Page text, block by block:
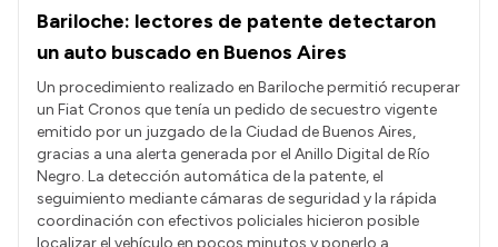
Bariloche: lectores de patente detectaron
un auto buscado en Buenos Aires
Un procedimiento realizado en Bariloche permitió recuperar
un Fiat Cronos que tenía un pedido de secuestro vigente
emitido por un juzgado de la Ciudad de Buenos Aires,
gracias a una alerta generada por el Anillo Digital de Río
Negro. La detección automática de la patente, el
seguimiento mediante cámaras de seguridad y la rápida
coordinación con efectivos policiales hicieron posible
localizar el vehículo en pocos minutos y ponerlo a